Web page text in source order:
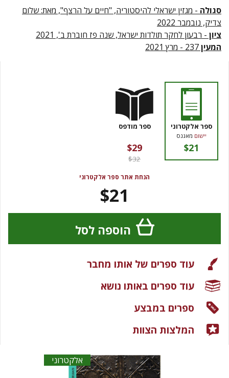
אלקטרוני
סגולה - מגזין ישראלי להיסטוריה, "חיים על הרצף", מאת: שלום
צדיק, נובמבר 2022
ציון - רבעון לחקר תולדות ישראל, שנה פז חוברת ב', 2021
המעין237 - מרץ 2021
ספר אלקטרוני
יישום מאגנס
$21
ספר מודפס
$29
$32
הנחת אתר ספר אלקטרוני
$21
הוספה לסל
עוד ספרים של אותו מחבר
עוד ספרים באותו נושא
ספרים במבצע
המלצות הצוות